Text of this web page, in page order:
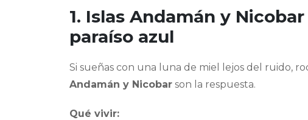
1. Islas Andamán y
paraíso azul
Si sueñas con una luna de miel lejos del ruido,
Andamán y Nicobar son la respuesta.
Qué vivir: